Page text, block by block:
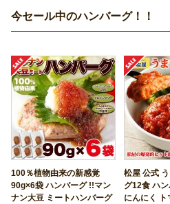
今セール中のハンバーグ！！
100％植物由来の新感覚
90g×6袋 ハンバーグ !!マン
ナン大豆 ミートハンバーグ
松屋 公式
グ12食 ハ
にんにく ト